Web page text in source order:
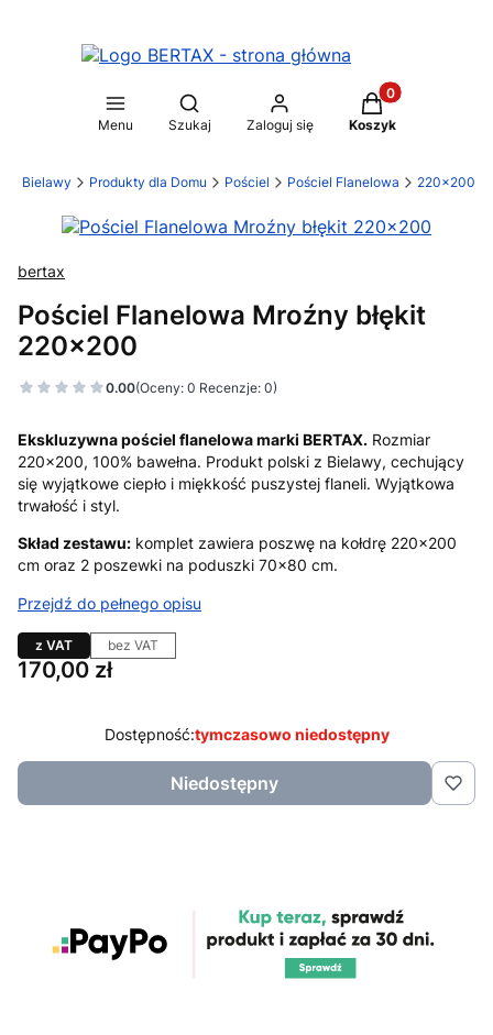
Menu
Otwórz wyszukiwarkę
Szukaj Zaloguj się
Produkty w
Koszyk
z Bielawy Produkty dla Domu Pościel Pościel Flanelowa 220x200
bertax
Pościel Flanelowa Mroźny błękit
220x200
0.00(Oceny: 0 Recenzje: 0)
Ekskluzywna pościel flanelowa marki BERTAX. Rozmiar
220x200, 100% bawełna. Produkt polski z Bielawy, cechujący
się wyjątkowe ciepło i miękkość puszystej flaneli. Wyjątkowa
trwałość i styl.
Skład zestawu: komplet zawiera poszwę na kołdrę 220×200
cm oraz 2 poszewki na poduszki 70×80 cm.
Przejdź do pełnego opisu
z VAT bez VAT
Cena
170,00 zł
Dostępność:tymczasowo niedostępny
Niedostępny